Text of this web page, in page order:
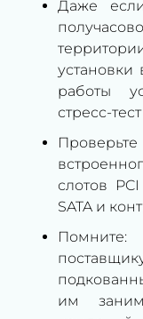
Даже
установки
работы
стресс-
слотов
SATA и
им